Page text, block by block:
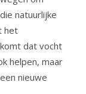
natuurlijke
het
dat vocht
helpen, maar
nieuwe